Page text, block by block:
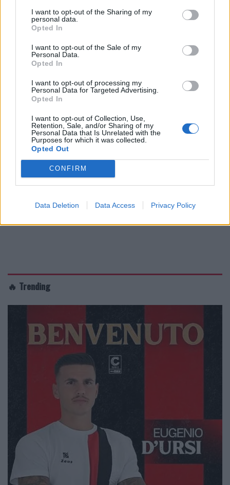
I want to opt-out of the Sharing of my
personal data.
Opted In
I want to opt-out of the Sale of my
Personal Data.
Opted In
I want to opt-out of processing my
Personal Data for Targeted Advertising.
Opted In
I want to opt-out of Collection, Use,
Retention, Sale, and/or Sharing of my
Personal Data that Is Unrelated with the
Purposes for which it was collected.
Opted Out
CONFIRM
Data Deletion Data Access Privacy Policy
🔥 Trending